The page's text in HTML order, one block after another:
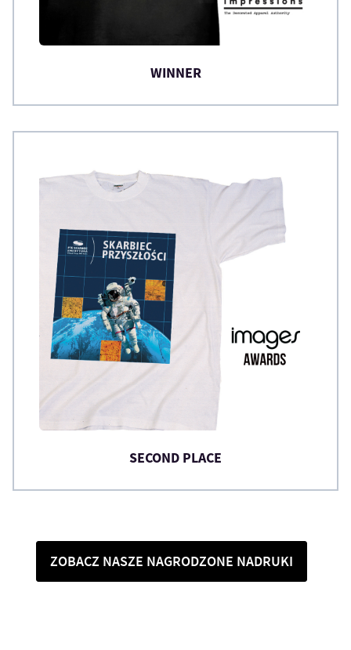
WINNER
SECOND PLACE
ZOBACZ NASZE NAGRODZONE NADRUKI